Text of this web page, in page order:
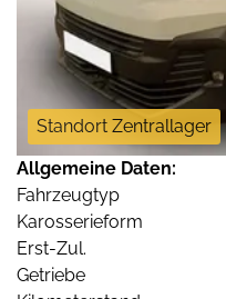
Standort Zentrallager
Allgemeine Daten:
Fahrzeugtyp
Karosserieform
Erst-Zul.
Getriebe